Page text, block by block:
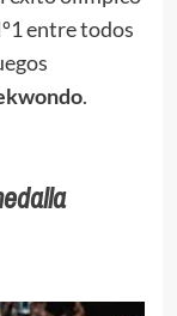
entre todos
.